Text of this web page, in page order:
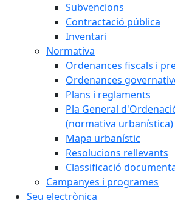
Subvencions
Contractació pública
Inventari
Normativa
Ordenances fiscals i
Ordenances
Plans i reglaments
Pla General
(normativa urbanística)
Mapa urbanístic
Resolucions rellevants
Classificació
Campanyes i programes
Seu electrònica